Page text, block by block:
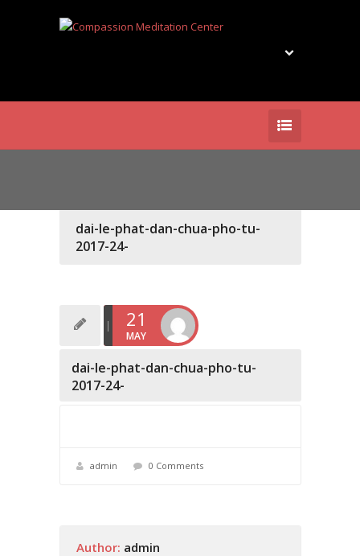
dai-le-phat-dan-chua-pho-tu-
2017-24-
21
MAY
dai-le-phat-dan-chua-pho-tu-
2017-24-
admin 0 Comments
Author: admin